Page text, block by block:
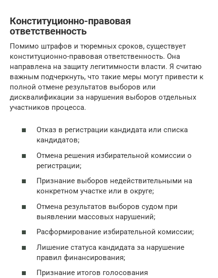
Конституционно-правовая
ответственность
Помимо штрафов и тюремных сроков, существует
конституционно-правовая ответственность. Она
направлена на защиту легитимности власти. Я считаю
важным подчеркнуть, что такие меры могут привести к
полной отмене результатов выборов или
дисквалификации за нарушения выборов отдельных
участников процесса.
Отказ в регистрации кандидата или списка
кандидатов;
Отмена решения избирательной комиссии о
регистрации;
Признание выборов недействительными на
конкретном участке или в округе;
Отмена результатов выборов судом при
выявлении массовых нарушений;
Расформирование избирательной комиссии;
Лишение статуса кандидата за нарушение
правил финансирования;
Признание итогов голосования